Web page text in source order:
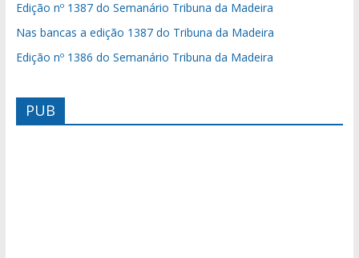
Edição nº 1387 do Semanário Tribuna da Madeira
Nas bancas a edição 1387 do Tribuna da Madeira
Edição nº 1386 do Semanário Tribuna da Madeira
PUB